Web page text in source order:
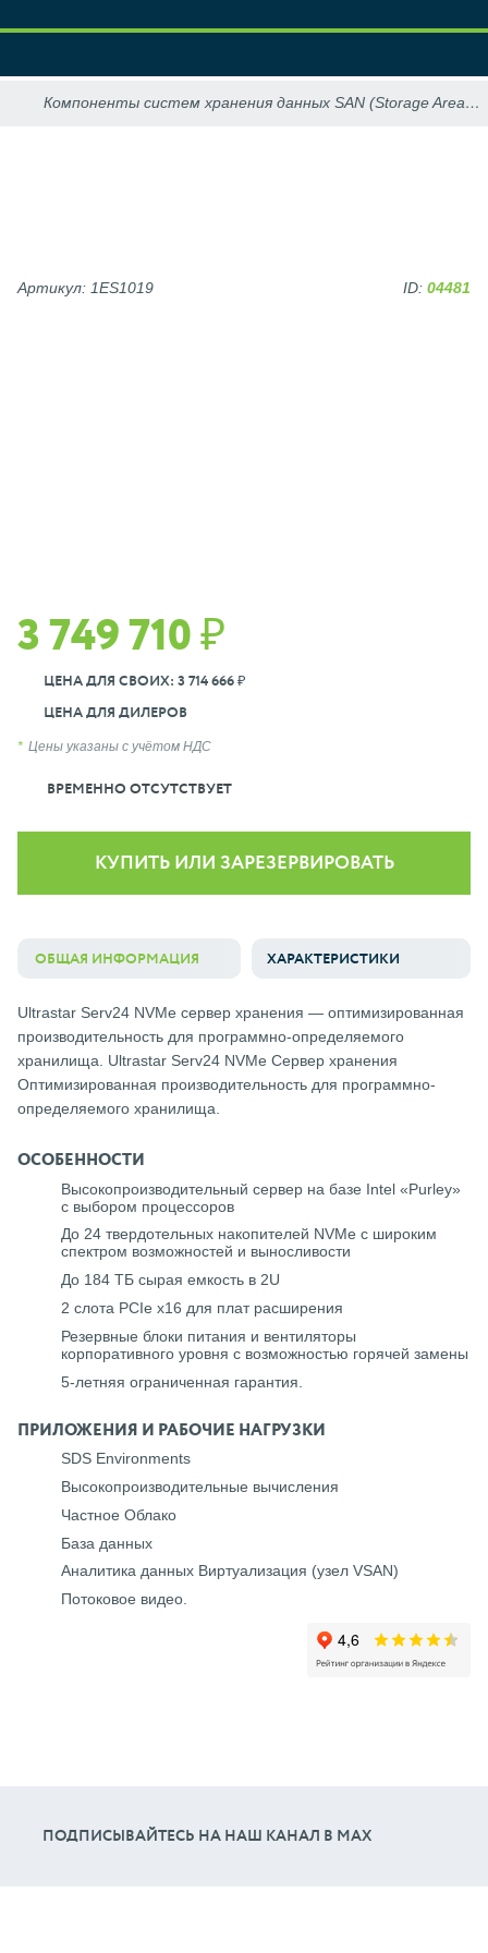
3 749 710 ₽
ЦЕНА ДЛЯ СВОИХ: 3 714 666 ₽
ЦЕНА ДЛЯ ДИЛЕРОВ
Цены указаны с учётом НДС
ВРЕМЕННО ОТСУТСТВУЕТ
Артикул: 1ES1019 ID: 04481
КУПИТЬ ИЛИ ЗАРЕЗЕРВИРОВАТЬ
ОБЩАЯ ИНФОРМАЦИЯ ХАРАКТЕРИСТИКИ
Ultrastar Serv24 NVMe сервер хранения — оптимизированная
производительность для программно-определяемого
хранилища. Ultrastar Serv24 NVMe Сервер хранения
Оптимизированная производительность для программно-
определяемого хранилища.
ОСОБЕННОСТИ
Высокопроизводительный сервер на базе Intel «Purley»
с выбором процессоров
До 24 твердотельных накопителей NVMe с широким
спектром возможностей и выносливости
До 184 ТБ сырая емкость в 2U
2 слота PCIe x16 для плат расширения
Резервные блоки питания и вентиляторы
корпоративного уровня с возможностью горячей замены
5-летняя ограниченная гарантия.
ПРИЛОЖЕНИЯ И РАБОЧИЕ НАГРУЗКИ
SDS Environments
Высокопроизводительные вычисления
Частное Облако
База данных
Аналитика данных Виртуализация (узел VSAN)
Потоковое видео.
ПОДПИСЫВАЙТЕСЬ НА НАШ КАНАЛ В МАХ